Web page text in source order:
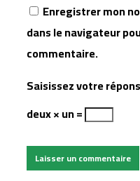
Enregistrer mon
dans le navigateur
commentaire.
Saisissez votre
deux × un =